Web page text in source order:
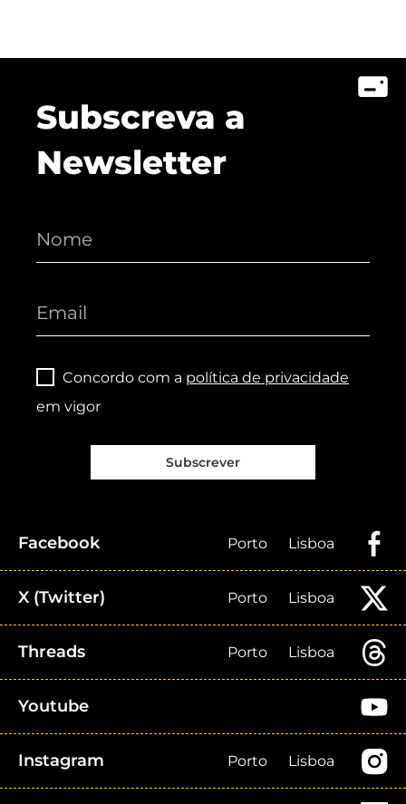
Subscreva a
Newsletter
Concordo com a política de privacidade
em vigor
Subscrever
Facebook Porto Lisboa
X (Twitter) Porto Lisboa
Threads Porto Lisboa
Youtube
Instagram Porto Lisboa